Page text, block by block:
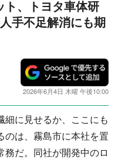
ト、トヨタ車体研
手不足解消にも期
2026年6月4日 木曜 午後10:00
細に見せるか、ここにも
は、霧島市に本社を置
務だ。同社が開発中のロ